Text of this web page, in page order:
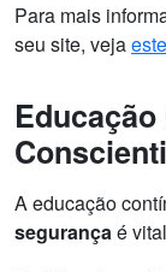
Para mais
seu site, veja
A educação
segurançaé